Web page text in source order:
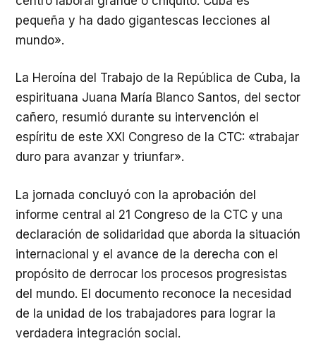
pequeña y ha dado gigantescas lecciones al
mundo».
La Heroína del Trabajo de la República de Cuba, la
espirituana Juana María Blanco Santos, del sector
cañero, resumió durante su intervención el
espíritu de este XXI Congreso de la CTC: «trabajar
duro para avanzar y triunfar».
La jornada concluyó con la aprobación del
informe central al 21 Congreso de la CTC y una
declaración de solidaridad que aborda la situación
internacional y el avance de la derecha con el
propósito de derrocar los procesos progresistas
del mundo. El documento reconoce la necesidad
de la unidad de los trabajadores para lograr la
verdadera integración social.